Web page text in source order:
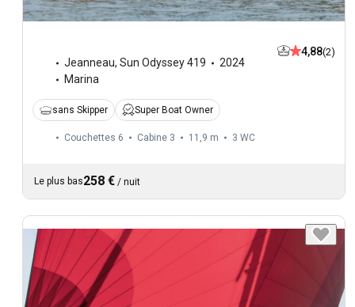
Jeanneau, Sun Odyssey 419
2024
Marina
4,88(2)
sans Skipper Super Boat Owner
Couchettes 6 Cabine 3 11,9 m 3 WC
Le plus bas258 € / nuit